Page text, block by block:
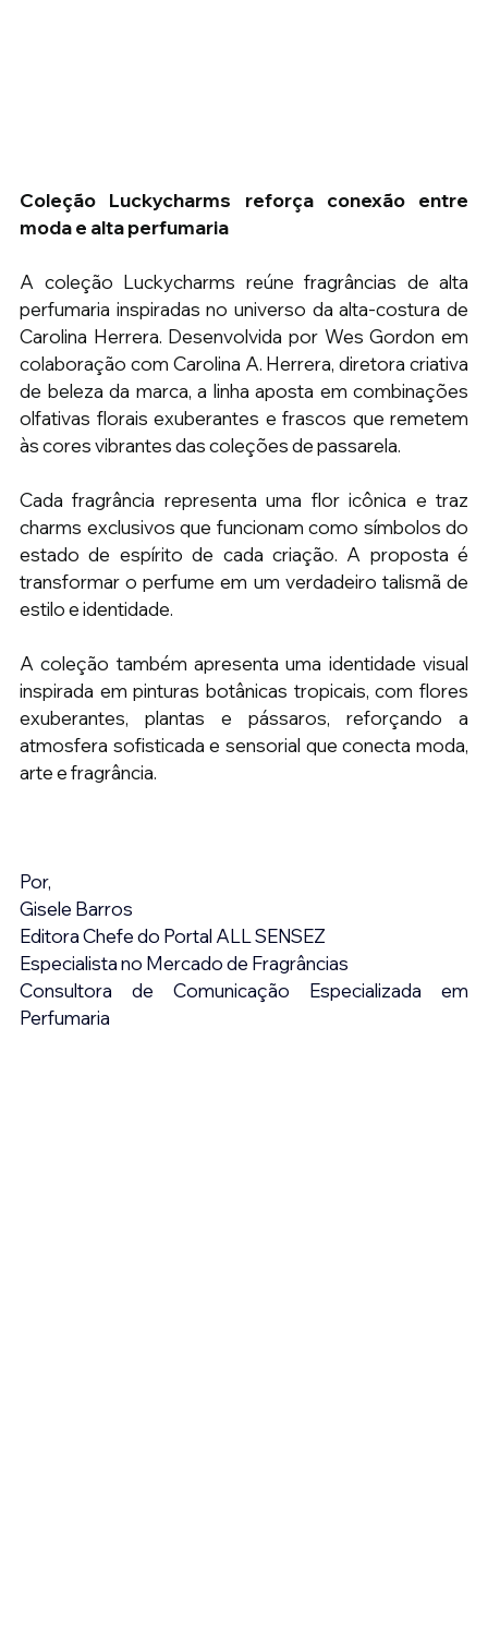
Coleção Luckycharms reforça conexão entre
moda e alta perfumaria
A coleção Luckycharms reúne fragrâncias de alta
perfumaria inspiradas no universo da alta-costura de
Carolina Herrera. Desenvolvida por Wes Gordon em
colaboração com Carolina A. Herrera, diretora criativa
de beleza da marca, a linha aposta em combinações
olfativas florais exuberantes e frascos que remetem
às cores vibrantes das coleções de passarela.
Cada fragrância representa uma flor icônica e traz
charms exclusivos que funcionam como símbolos do
estado de espírito de cada criação. A proposta é
transformar o perfume em um verdadeiro talismã de
estilo e identidade.
A coleção também apresenta uma identidade visual
inspirada em pinturas botânicas tropicais, com flores
exuberantes, plantas e pássaros, reforçando a
atmosfera sofisticada e sensorial que conecta moda,
arte e fragrância.
Por,
Gisele Barros
Editora Chefe do Portal ALL SENSEZ
Especialista no Mercado de Fragrâncias
Consultora de Comunicação Especializada em
Perfumaria